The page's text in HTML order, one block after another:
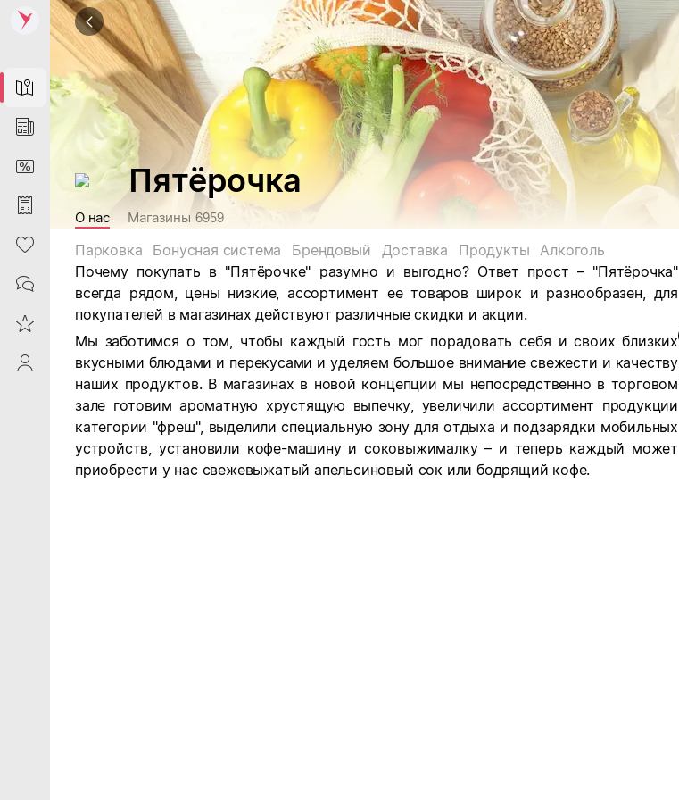
Map
News
DiscountCard
Purchases
Heart
Contacts
Reviews
ProfileSaby
Пятёрочка
О нас Магазины 6959
Парковка Бонусная система Брендовый Доставка Продукты
Алкоголь
Почему покупать в "Пятёрочке" разумно и выгодно? Ответ прост – "Пятёрочка"
всегда рядом, цены низкие, ассортимент ее товаров широк и разнообразен, для
покупателей в магазинах действуют различные скидки и акции.
Мы заботимся о том, чтобы каждый гость мог порадовать себя и своих близких
вкусными блюдами и перекусами и уделяем большое внимание свежести и качеству
наших продуктов. В магазинах в новой концепции мы непосредственно в торговом
зале готовим ароматную хрустящую выпечку, увеличили ассортимент продукции
категории "фреш", выделили специальную зону для отдыха и подзарядки мобильных
устройств, установили кофе-машину и соковыжималку – и теперь каждый может
приобрести у нас свежевыжатый апельсиновый сок или бодрящий кофе.